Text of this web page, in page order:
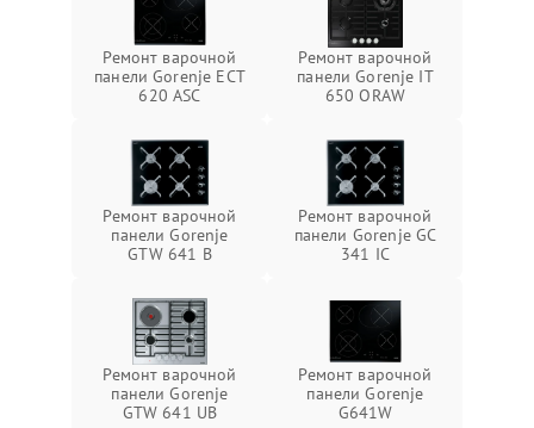
Ремонт варочной
панели Gorenje ECT
620 ASC
Ремонт варочной
панели Gorenje IT
650 ORAW
Ремонт варочной
панели Gorenje
GTW 641 B
Ремонт варочной
панели Gorenje GC
341 IC
Ремонт варочной
панели Gorenje
GTW 641 UB
Ремонт варочной
панели Gorenje
G641W